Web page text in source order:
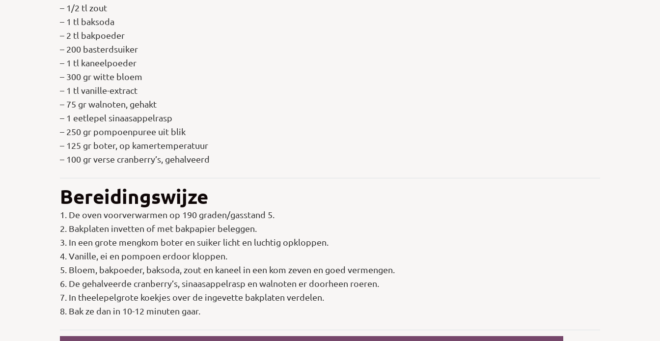
– 1/2 tl zout
– 1 tl baksoda
– 2 tl bakpoeder
– 200 basterdsuiker
– 1 tl kaneelpoeder
– 300 gr witte bloem
– 1 tl vanille-extract
– 75 gr walnoten, gehakt
– 1 eetlepel sinaasappelrasp
– 250 gr pompoenpuree uit blik
– 125 gr boter, op kamertemperatuur
– 100 gr verse cranberry’s, gehalveerd
Bereidingswijze
1. De oven voorverwarmen op 190 graden/gasstand 5.
2. Bakplaten invetten of met bakpapier beleggen.
3. In een grote mengkom boter en suiker licht en luchtig opkloppen.
4. Vanille, ei en pompoen erdoor kloppen.
5. Bloem, bakpoeder, baksoda, zout en kaneel in een kom zeven en goed vermengen.
6. De gehalveerde cranberry’s, sinaasappelrasp en walnoten er doorheen roeren.
7. In theelepelgrote koekjes over de ingevette bakplaten verdelen.
8. Bak ze dan in 10-12 minuten gaar.